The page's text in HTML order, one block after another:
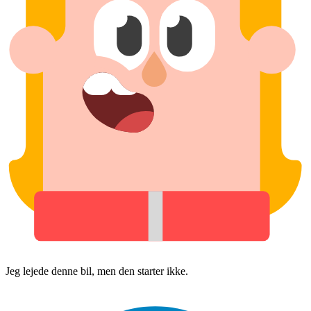
Jeg lejede denne bil, men den starter ikke.